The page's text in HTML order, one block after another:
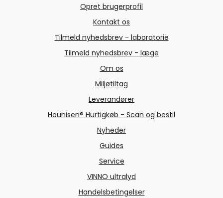
Opret brugerprofil
Kontakt os
Tilmeld nyhedsbrev - laboratorie
Tilmeld nyhedsbrev - læge
Om os
Miljøtiltag
Leverandører
Hounisen® Hurtigkøb - Scan og bestil
Nyheder
Guides
Service
VINNO ultralyd
Handelsbetingelser